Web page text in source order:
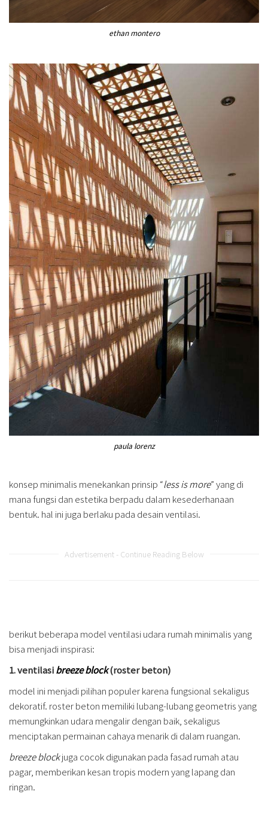
ethan montero
paula lorenz
konsep minimalis menekankan prinsip “less is more” yang di
mana fungsi dan estetika berpadu dalam kesederhanaan
bentuk. hal ini juga berlaku pada desain ventilasi.
Advertisement - Continue Reading Below
berikut beberapa model ventilasi udara rumah minimalis yang
bisa menjadi inspirasi:
1. ventilasibreeze block(roster beton)
model ini menjadi pilihan populer karena fungsional sekaligus
dekoratif. roster beton memiliki lubang-lubang geometris yang
memungkinkan udara mengalir dengan baik, sekaligus
menciptakan permainan cahaya menarik di dalam ruangan.
breeze blockjuga cocok digunakan pada fasad rumah atau
pagar, memberikan kesan tropis modern yang lapang dan
ringan.